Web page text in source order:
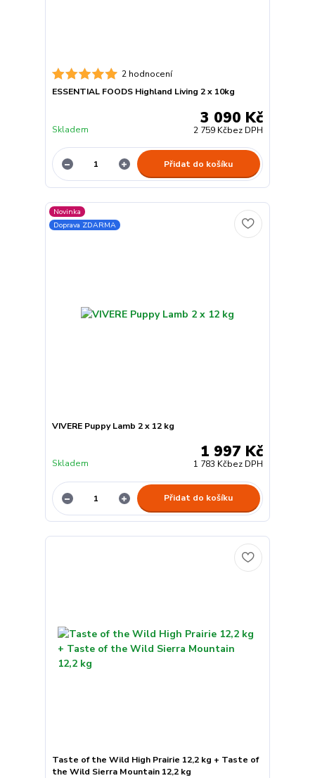
2 hodnocení
ESSENTIAL FOODS Highland Living 2 x 10kg
3 090 Kč
2 759 Kčbez DPH
Skladem
Přidat do košíku
Novinka
Doprava ZDARMA
VIVERE Puppy Lamb 2 x 12 kg
1 997 Kč
1 783 Kčbez DPH
Skladem
Přidat do košíku
Taste of the Wild High Prairie 12,2 kg + Taste of
the Wild Sierra Mountain 12,2 kg